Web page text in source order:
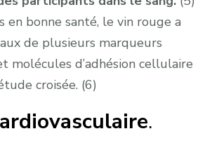
en bonne santé, le vin rouge a
de plusieurs marqueurs
molécules d’adhésion cellulaire
croisée. (6)
.